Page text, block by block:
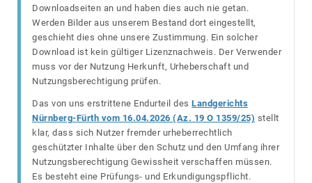
Downloadseiten an und haben dies auch nie getan.
Werden Bilder aus unserem Bestand dort eingestellt,
geschieht dies ohne unsere Zustimmung. Ein solcher
Download ist kein gültiger Lizenznachweis. Der Verwender
muss vor der Nutzung Herkunft, Urheberschaft und
Nutzungsberechtigung prüfen.
Das von uns erstrittene Endurteil des Landgerichts
Nürnberg-Fürth vom 16.04.2026 (Az. 19 O 1359/25) stellt
klar, dass sich Nutzer fremder urheberrechtlich
geschützter Inhalte über den Schutz und den Umfang ihrer
Nutzungsberechtigung Gewissheit verschaffen müssen.
Es besteht eine Prüfungs- und Erkundigungspflicht.